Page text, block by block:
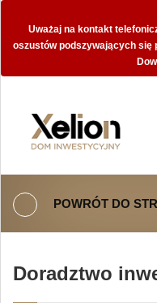
Uważaj na kontakt
oszustów podszywających się
POWRÓT DO
Doradztwo